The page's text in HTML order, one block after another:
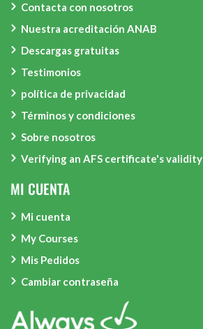
Contacta con nosotros
Nuestra acreditación ANAB
Descargas gratuitas
Testimonios
política de privacidad
Términos y condiciones
Sobre nosotros
Verifying an AFS certificate's validity
MI CUENTA
Mi cuenta
My Courses
Mis Pedidos
Cambiar contraseña